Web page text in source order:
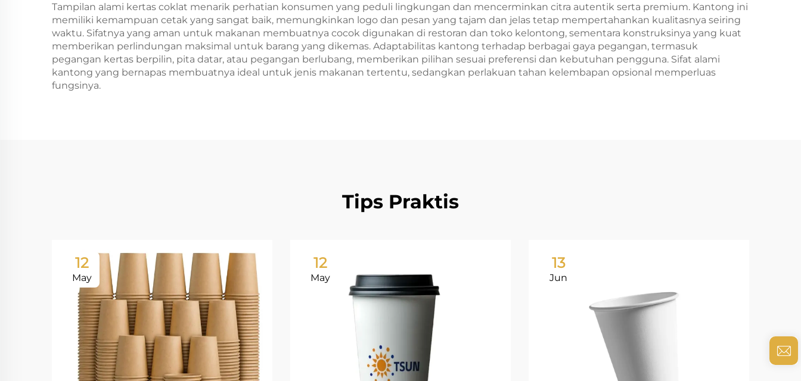
Tampilan alami kertas coklat menarik perhatian konsumen yang peduli lingkungan dan mencerminkan citra autentik serta premium. Kantong ini
memiliki kemampuan cetak yang sangat baik, memungkinkan logo dan pesan yang tajam dan jelas tetap mempertahankan kualitasnya seiring
waktu. Sifatnya yang aman untuk makanan membuatnya cocok digunakan di restoran dan toko kelontong, sementara konstruksinya yang kuat
memberikan perlindungan maksimal untuk barang yang dikemas. Adaptabilitas kantong terhadap berbagai gaya pegangan, termasuk
pegangan kertas berpilin, pita datar, atau pegangan berlubang, memberikan pilihan sesuai preferensi dan kebutuhan pengguna. Sifat alami
kantong yang bernapas membuatnya ideal untuk jenis makanan tertentu, sedangkan perlakuan tahan kelembapan opsional memperluas
fungsinya.
Tips Praktis
12
May
12
May
13
Jun